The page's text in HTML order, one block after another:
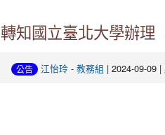
轉知國立臺北大學辦理
公告 江怡玲- 教務組 | 2024-09-09